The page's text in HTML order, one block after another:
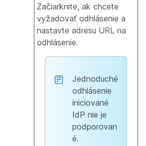
Začiarknite, ak chcete
vyžadovať odhlásenie a
nastavte adresu URL na
odhlásenie.
Jednoduché
odhlásenie
iniciované
IdP nie je
podporovan
é.